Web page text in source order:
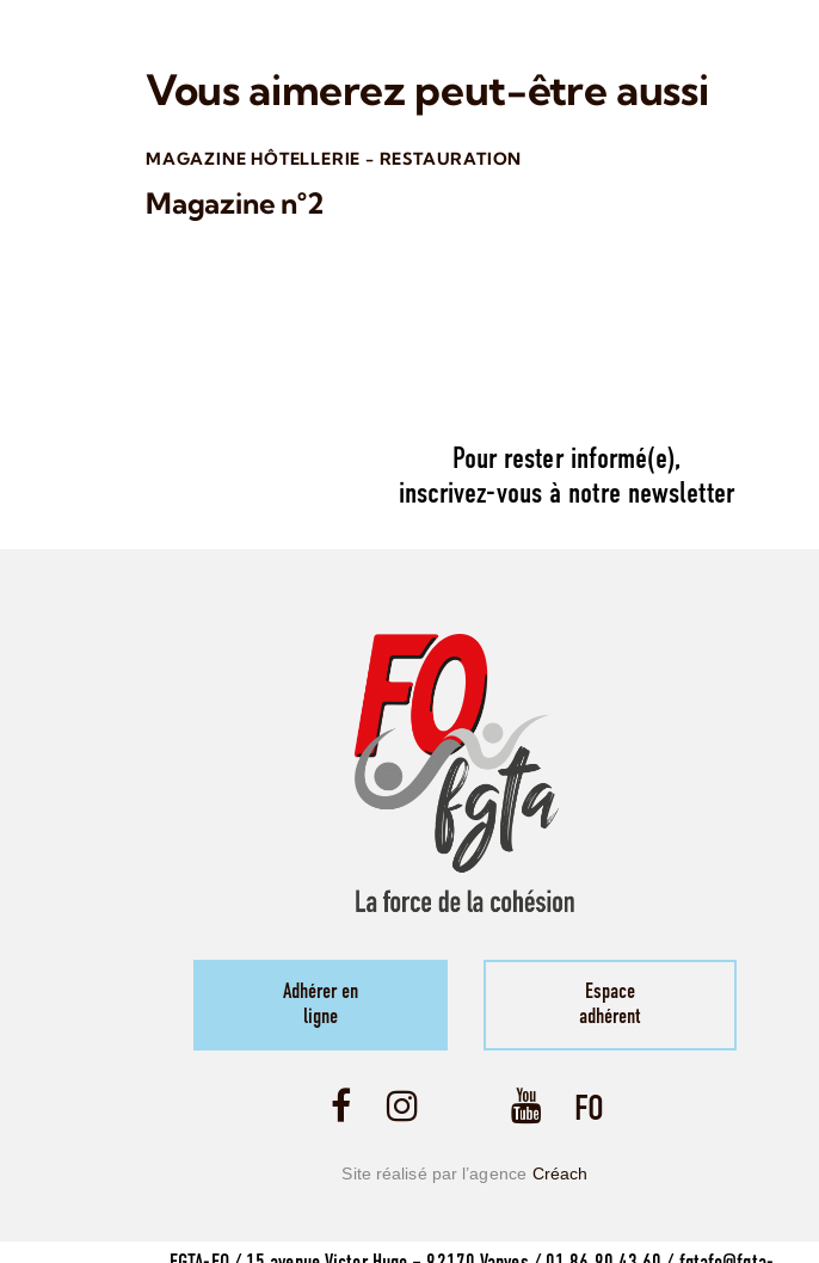
Vous aimerez peut-être aussi
MAGAZINE HÔTELLERIE - RESTAURATION
Magazine n°2
Pour rester informé(e),
inscrivez-vous à notre newsletter
Adhérer en
ligne
Espace
adhérent
Site réalisé par l’agence Créach